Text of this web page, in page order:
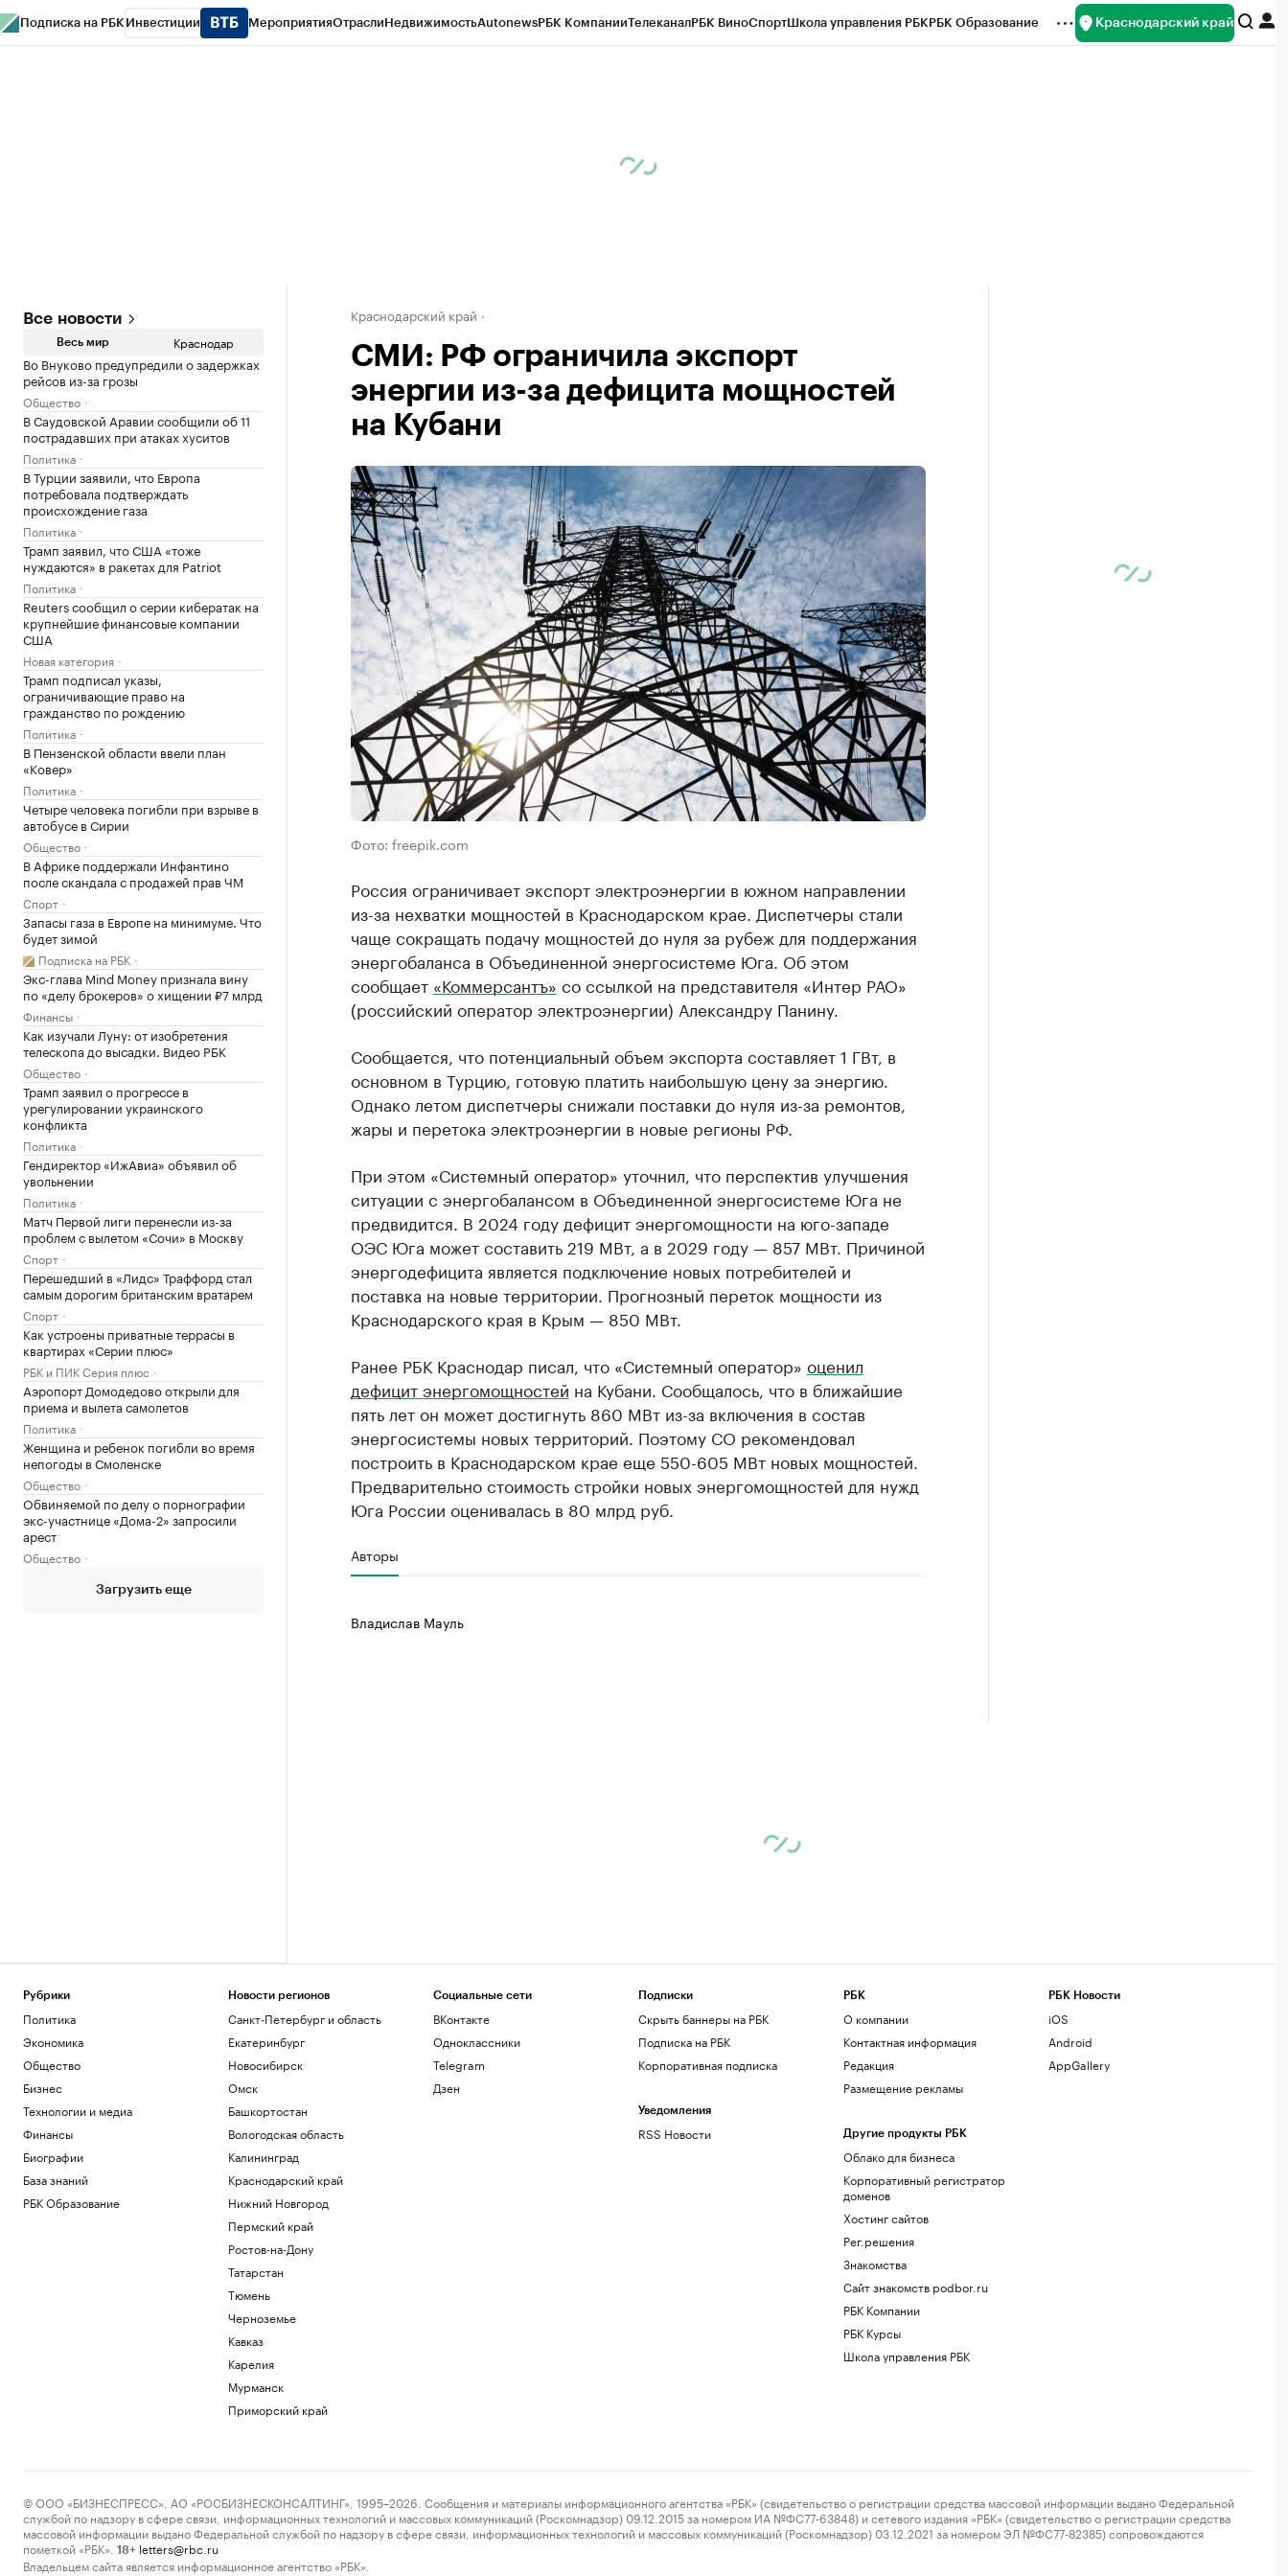
Подписка на РБК Инвестиции МероприятияОтраслиНедвижимостьAutonewsРБК КомпанииТелеканалРБК ВиноСпортШкола управления РБКРБК Образование Краснодарский край
Все новости
Весь мир Краснодар
Во Внуково предупредили о задержках
рейсов из-за грозы
Общество
В Саудовской Аравии сообщили об 11
пострадавших при атаках хуситов
Политика
В Турции заявили, что Европа
потребовала подтверждать
происхождение газа
Политика
Трамп заявил, что США «тоже
нуждаются» в ракетах для Patriot
Политика
Reuters сообщил о серии кибератак на
крупнейшие финансовые компании
США
Новая категория
Трамп подписал указы,
ограничивающие право на
гражданство по рождению
Политика
В Пензенской области ввели план
«Ковер»
Политика
Четыре человека погибли при взрыве в
автобусе в Сирии
Общество
В Африке поддержали Инфантино
после скандала с продажей прав ЧМ
Спорт
Запасы газа в Европе на минимуме. Что
будет зимой
Подписка на РБК
Экс-глава Mind Money признала вину
по «делу брокеров» о хищении ₽7 млрд
Финансы
Как изучали Луну: от изобретения
телескопа до высадки. Видео РБК
Общество
Трамп заявил о прогрессе в
урегулировании украинского
конфликта
Политика
Гендиректор «ИжАвиа» объявил об
увольнении
Политика
Матч Первой лиги перенесли из-за
проблем с вылетом «Сочи» в Москву
Спорт
Перешедший в «Лидс» Траффорд стал
самым дорогим британским вратарем
Спорт
Как устроены приватные террасы в
квартирах «Серии плюс»
РБК и ПИК Серия плюс
Аэропорт Домодедово открыли для
приема и вылета самолетов
Политика
Женщина и ребенок погибли во время
непогоды в Смоленске
Общество
Обвиняемой по делу о порнографии
экс-участнице «Дома-2» запросили
арест
Общество
Загрузить еще
Краснодарский край
СМИ: РФ ограничила экспорт
энергии из-за дефицита мощностей
на Кубани
Фото: freepik.com
Россия ограничивает экспорт электроэнергии в южном направлении
из-за нехватки мощностей в Краснодарском крае. Диспетчеры стали
чаще сокращать подачу мощностей до нуля за рубеж для поддержания
энергобаланса в Объединенной энергосистеме Юга. Об этом
сообщает «Коммерсантъ» со ссылкой на представителя «Интер РАО»
(российский оператор электроэнергии) Александру Панину.
Сообщается, что потенциальный объем экспорта составляет 1 ГВт, в
основном в Турцию, готовую платить наибольшую цену за энергию.
Однако летом диспетчеры снижали поставки до нуля из-за ремонтов,
жары и перетока электроэнергии в новые регионы РФ.
При этом «Системный оператор» уточнил, что перспектив улучшения
ситуации с энергобалансом в Объединенной энергосистеме Юга не
предвидится. В 2024 году дефицит энергомощности на юго-западе
ОЭС Юга может составить 219 МВт, а в 2029 году — 857 МВт. Причиной
энергодефицита является подключение новых потребителей и
поставка на новые территории. Прогнозный переток мощности из
Краснодарского края в Крым — 850 МВт.
Ранее РБК Краснодар писал, что «Системный оператор» оценил
дефицит энергомощностей на Кубани. Сообщалось, что в ближайшие
пять лет он может достигнуть 860 МВт из-за включения в состав
энергосистемы новых территорий. Поэтому СО рекомендовал
построить в Краснодарском крае еще 550-605 МВт новых мощностей.
Предварительно стоимость стройки новых энергомощностей для нужд
Юга России оценивалась в 80 млрд руб.
Авторы
Владислав Мауль
Рубрики
Политика
Экономика
Общество
Бизнес
Технологии и медиа
Финансы
Биографии
База знаний
РБК Образование
Новости регионов
Санкт-Петербург и область
Екатеринбург
Новосибирск
Омск
Башкортостан
Вологодская область
Калининград
Краснодарский край
Нижний Новгород
Пермский край
Ростов-на-Дону
Татарстан
Тюмень
Черноземье
Кавказ
Карелия
Мурманск
Приморский край
Социальные сети
ВКонтакте
Одноклассники
Telegram
Дзен
Подписки
Скрыть баннеры на РБК
Подписка на РБК
Корпоративная подписка
Уведомления
RSS Новости
РБК
О компании
Контактная информация
Редакция
Размещение рекламы
Другие продукты РБК
Облако для бизнеса
Корпоративный регистратор
доменов
Хостинг сайтов
Рег.решения
Знакомства
Сайт знакомств podbor.ru
РБК Компании
РБК Курсы
Школа управления РБК
РБК Новости
iOS
Android
AppGallery
© ООО «БИЗНЕСПРЕСС», АО «РОСБИЗНЕСКОНСАЛТИНГ», 1995–2026. Сообщения и материалы информационного агентства «РБК» (свидетельство о регистрации средства массовой информации выдано Федеральной
службой по надзору в сфере связи, информационных технологий и массовых коммуникаций (Роскомнадзор) 09.12.2015 за номером ИА №ФС77-63848) и сетевого издания «РБК» (свидетельство о регистрации средства
массовой информации выдано Федеральной службой по надзору в сфере связи, информационных технологий и массовых коммуникаций (Роскомнадзор) 03.12.2021 за номером ЭЛ №ФС77-82385) сопровождаются
пометкой «РБК».
18+ letters@rbc.ru
Владельцем сайта является информационное агентство «РБК».